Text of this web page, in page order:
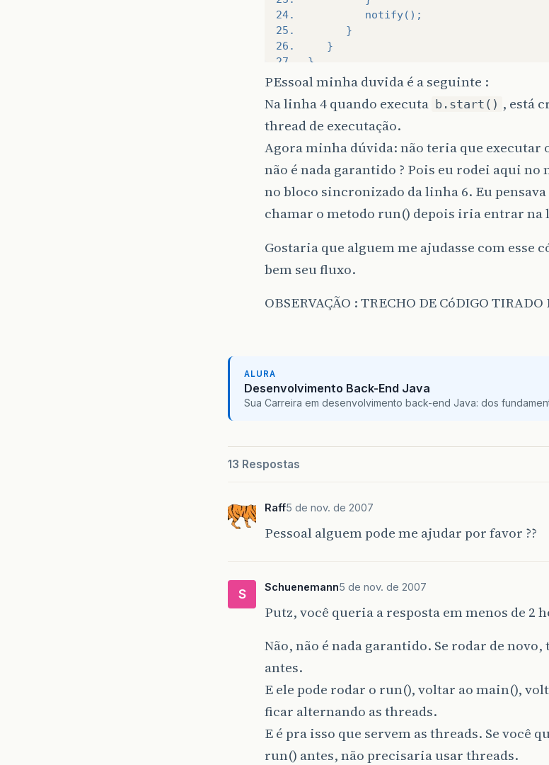
24.           notify();
25.        }
26.     }
27.  }
PEssoal minha duvida é a seguinte :
Na linha 4 quando executa b.start() , está
thread de executação.
Agora minha dúvida: não teria que executar
não é nada garantido ? Pois eu rodei aqui
no bloco sincronizado da linha 6. Eu
chamar o metodo run() depois iria entrar
Gostaria que alguem me ajudasse com esse
bem seu fluxo.
OBSERVAÇÃO : TRECHO DE CóDIGO
ALURA
Desenvolvimento Back-End Java
Sua Carreira em desenvolvimento back-end Java: dos
13 Respostas
Raff5 de nov. de 2007
Pessoal alguem pode me ajudar por favor ??
S Schuenemann5 de nov. de 2007
Putz, você queria a resposta em menos de 2
Não, não é nada garantido. Se rodar de
antes.
E ele pode rodar o run(), voltar ao main(),
ficar alternando as threads.
E é pra isso que servem as threads. Se você
run() antes, não precisaria usar threads.